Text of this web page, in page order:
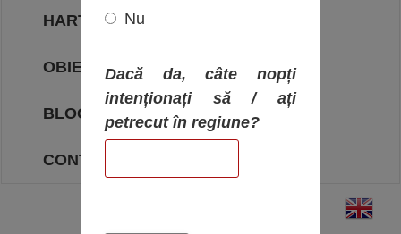
HARTA OBIECTIVELOR
OBIECTIVE
BLOG
CONTACT
Nu
Dacă da, câte nopți
intenționați să / ați
petrecut în regiune?